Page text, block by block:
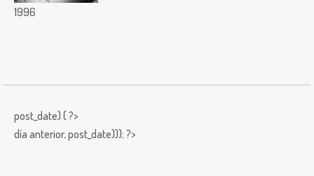
1996
post_date) { ?>
día anterior,post_date))); ?>